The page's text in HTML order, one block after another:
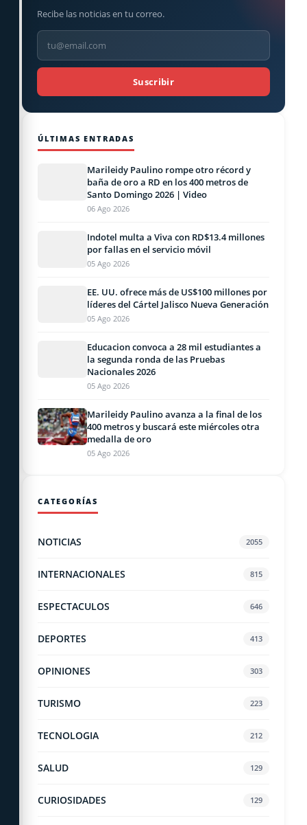
Recibe las noticias en tu correo.
Suscribir
ÚLTIMAS ENTRADAS
Marileidy Paulino rompe otro récord y
baña de oro a RD en los 400 metros de
Santo Domingo 2026 | Video
06 Ago 2026
Indotel multa a Viva con RD$13.4 millones
por fallas en el servicio móvil
05 Ago 2026
EE. UU. ofrece más de US$100 millones por
líderes del Cártel Jalisco Nueva Generación
05 Ago 2026
Educacion convoca a 28 mil estudiantes a
la segunda ronda de las Pruebas
Nacionales 2026
05 Ago 2026
Marileidy Paulino avanza a la final de los
400 metros y buscará este miércoles otra
medalla de oro
05 Ago 2026
CATEGORÍAS
NOTICIAS 2055
INTERNACIONALES 815
ESPECTACULOS 646
DEPORTES 413
OPINIONES 303
TURISMO 223
TECNOLOGIA 212
SALUD 129
CURIOSIDADES 129